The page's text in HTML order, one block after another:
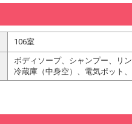
106室
ボディソープ、シャンプー、リ
冷蔵庫（中身空）、電気ポット